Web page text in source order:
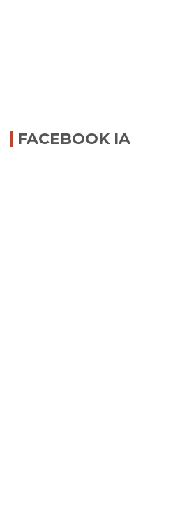
FACEBOOK IA